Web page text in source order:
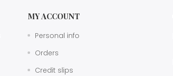
MY ACCOUNT
Personal info
Orders
Credit slips